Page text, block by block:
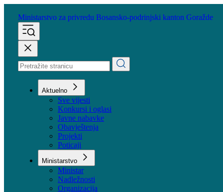
Ministarstvo za privredu
Aktuelno
Sve vijesti
Konkursi i oglasi
Javne nabavke
Obavještenja
Projekti
Poticaji
Ministarstvo